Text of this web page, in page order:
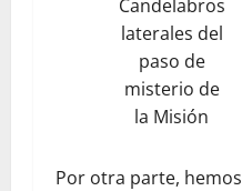
Candelabros
laterales del
paso de
misterio de
la Misión
Por otra parte, hemos